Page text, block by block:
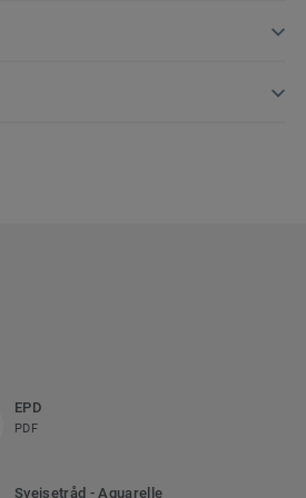
EPD
PDF
Sveisetråd - Aquarelle